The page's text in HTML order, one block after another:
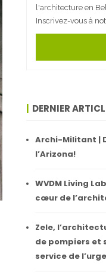
l'architecture en
Inscrivez-vous à
DERNIER
Archi-Militant |
l’Arizona!
WVDM Living
cœur de
Zele,
de pompiers et
service de